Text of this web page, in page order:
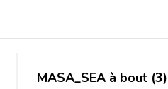
MASA_SEA à bout